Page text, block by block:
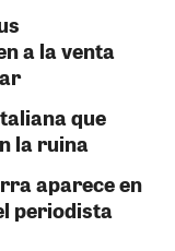
a la venta
que
la ruina
aparece en
periodista